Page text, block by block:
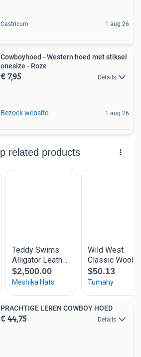
Castricum 1 aug 26
Cowboyhoed - Western hoed met stiksel
onesize - Roze
€ 7,95 Details
Bezoek website 1 aug 26
PRACHTIGE LEREN COWBOY HOED
€ 44,75 Details